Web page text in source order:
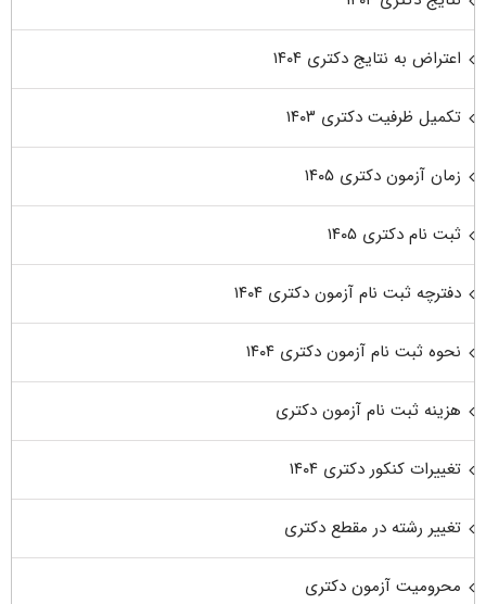
اعتراض به نتایج دکتری ۱۴۰۴
تکمیل ظرفیت دکتری ۱۴۰۳
زمان آزمون دکتری ۱۴۰۵
ثبت نام دکتری ۱۴۰۵
دفترچه ثبت نام آزمون دکتری ۱۴۰۴
نحوه ثبت نام آزمون دکتری ۱۴۰۴
هزینه ثبت نام آزمون دکتری
تغییرات کنکور دکتری ۱۴۰۴
تغییر رشته در مقطع دکتری
محرومیت آزمون دکتری